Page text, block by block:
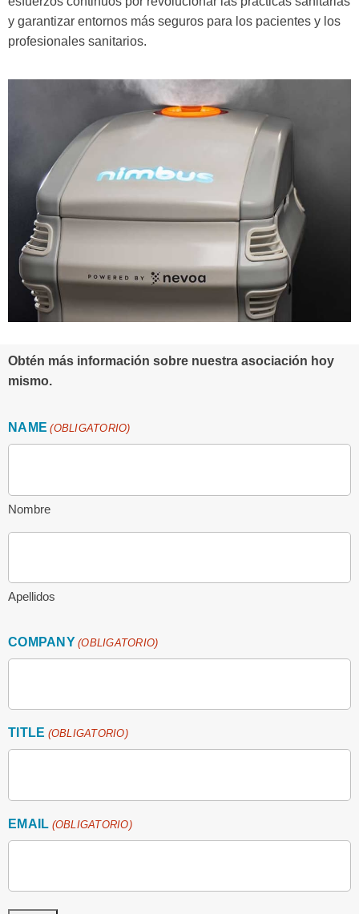
y garantizar entornos más seguros para los pacientes y los
profesionales sanitarios.
Obtén más información sobre nuestra asociación hoy
mismo.
NAME (OBLIGATORIO)
Nombre
Apellidos
COMPANY (OBLIGATORIO)
TITLE (OBLIGATORIO)
EMAIL (OBLIGATORIO)